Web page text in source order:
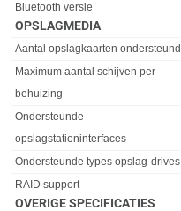
Bluetooth versie
OPSLAGMEDIA
Eigenschap Waarde
Aantal opslagkaarten ondersteund
Maximum aantal schijven per
behuizing
Ondersteunde
opslagstationinterfaces
Ondersteunde types opslag-drives
RAID support
OVERIGE SPECIFICATIES